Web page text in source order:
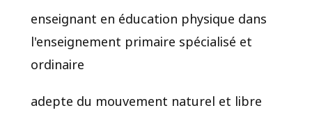
enseignant en éducation physique dans
l'enseignement primaire spécialisé et
ordinaire
adepte du mouvement naturel et libre